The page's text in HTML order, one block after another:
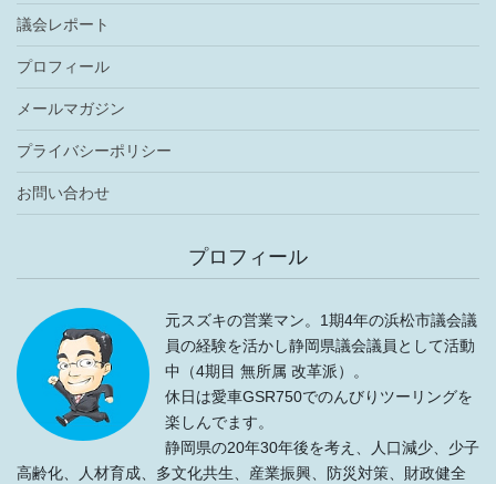
議会レポート
プロフィール
メールマガジン
プライバシーポリシー
お問い合わせ
プロフィール
元スズキの営業マン。1期4年の浜松市議会議
員の経験を活かし静岡県議会議員として活動
中（4期目 無所属 改革派）。
休日は愛車GSR750でのんびりツーリングを
楽しんでます。
静岡県の20年30年後を考え、人口減少、少子
高齢化、人材育成、多文化共生、産業振興、防災対策、財政健全